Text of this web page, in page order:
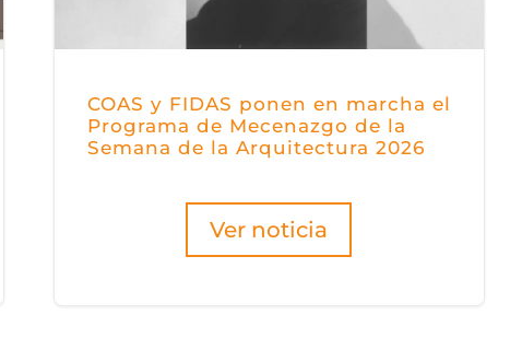
COAS y FIDAS ponen en marcha el
Programa de Mecenazgo de la
Semana de la Arquitectura 2026
Ver noticia